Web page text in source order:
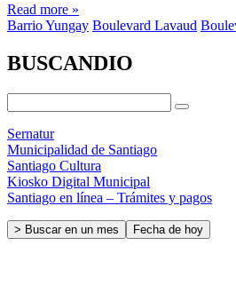
Read more »
Barrio Yungay Boulevard Lavaud
BUSCANDIO
Sernatur
Municipalidad de Santiago
Santiago Cultura
Kiosko Digital Municipal
Santiago en línea – Trámites y pagos
> Buscar en un mes Fecha de hoy